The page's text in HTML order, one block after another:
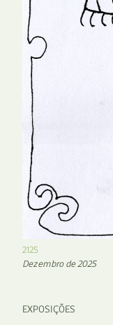
2125
Dezembro de 2025
EXPOSIÇÕES